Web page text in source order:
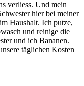
verliess. Und mein
hier bei meiner
Haushalt. Ich putze,
und reinige die
und ich Bananen.
täglichen Kosten